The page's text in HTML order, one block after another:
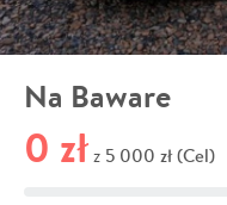
Na Baware
0 zł z 5 000 zł (Cel)